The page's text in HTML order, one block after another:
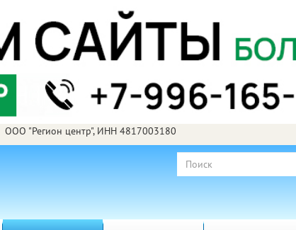
ООО "Регион центр", ИНН 4817003180